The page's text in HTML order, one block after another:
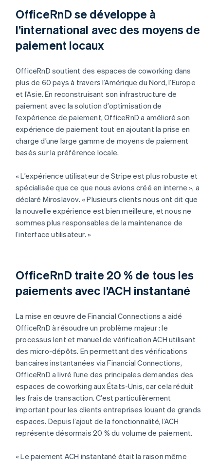
OfficeRnD se développe à
l’international avec des moyens de
paiement locaux
OfficeRnD soutient des espaces de coworking dans
plus de 60 pays à travers l’Amérique du Nord, l’Europe
et l’Asie. En reconstruisant son infrastructure de
paiement avec la solution d’optimisation de
l’expérience de paiement, OfficeRnD a amélioré son
expérience de paiement tout en ajoutant la prise en
charge d’une large gamme de moyens de paiement
basés sur la préférence locale.
« L’expérience utilisateur de Stripe est plus robuste et
spécialisée que ce que nous avions créé en interne », a
déclaré Miroslavov. « Plusieurs clients nous ont dit que
la nouvelle expérience est bien meilleure, et nous ne
sommes plus responsables de la maintenance de
l’interface utilisateur. »
OfficeRnD traite 20 % de tous les
paiements avec l’ACH instantané
La mise en œuvre de Financial Connections a aidé
OfficeRnD à résoudre un problème majeur : le
processus lent et manuel de vérification ACH utilisant
des micro-dépôts. En permettant des vérifications
bancaires instantanées via Financial Connections,
OfficeRnD a livré l’une des principales demandes des
espaces de coworking aux États-Unis, car cela réduit
les frais de transaction. C’est particulièrement
important pour les clients entreprises louant de grands
espaces. Depuis l’ajout de la fonctionnalité, l’ACH
représente désormais 20 % du volume de paiement.
« Le paiement ACH instantané était la raison même